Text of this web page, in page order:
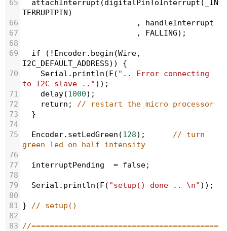
65 attachInterrupt ( digitalPinToInterrupt (
_IN
TERRUPTPIN)
66
, handleInterrupt
67
, FALLING);
68
69
if ( ! Encoder. begin (Wire
I2C_DEFAULT_ADDRESS)) {
70
Serial . println (F( ".. Error connecting
to I2C slave .." ));
71
delay(1000);
72
return ;
// restart the micro processor
73
  }
74
75
Encoder. setLedGreen (128); // turn
green led on half intensity
76
77
interruptPending = false;
78
79
Serial . println (F( "setup() done .. \n" ));
80
81 } // setup()
82
83 //=========================================